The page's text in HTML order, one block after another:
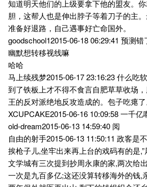
知道明天他们的上级要拿下他的盟友。
胆，这帮人也是伸出脖子等着刀子的主
准备好退路，自己遇事好亡命国外。
goodschool12015-06-18 06:29:41 预测
幽默想转移视线嘛
哈哈
马上续残梦2015-06-17 23:16:23 什么吃
到了铁板上才不得不食言自肥草草收场
王的反对派绝地反攻造成的。包子吃瘪了
XCUPCAKE2015-06-16 10:09:58 一千亿
old-dream2015-06-13 14:59:40 阅
自由的射手2015-06-13 11:50:11 政客是
挨枪子儿,坐牢出来再上台的戏码有的是,”
文学城有三次提到抄周永康的家,两次给
一次是九百多亿;这还没算转移海外的钱,